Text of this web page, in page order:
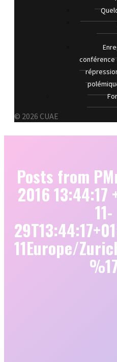
conférence
© 2026 CUAE
Posts from
2016 13:44:17
11-
11Europe/